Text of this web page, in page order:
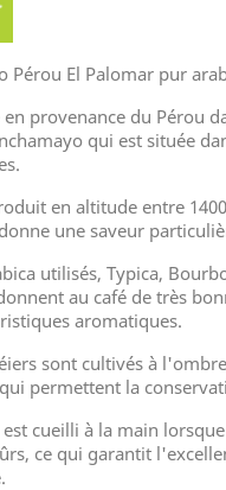
Pérou El Palomar pur
en provenance du Pérou
qui est située
en altitude entre
une saveur
utilisés, Typica,
au café de très
aromatiques.
sont cultivés à
permettent la
est cueilli à la main
ce qui garantit